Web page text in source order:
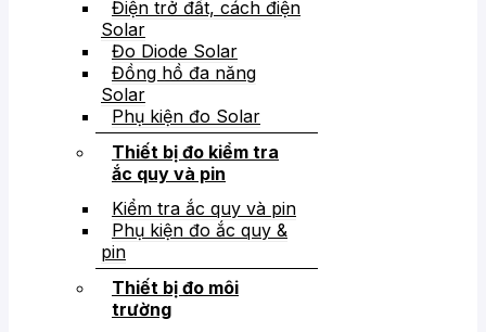
Điện trở đất, cách điện
Solar
Đo Diode Solar
Đồng hồ đa năng
Solar
Phụ kiện đo Solar
Thiết bị đo kiểm tra
ắc quy và pin
Kiểm tra ắc quy và pin
Phụ kiện đo ắc quy &
pin
Thiết bị đo môi
trường